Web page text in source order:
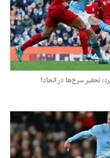
تحقیر سرخ‌ها در اتحاد!